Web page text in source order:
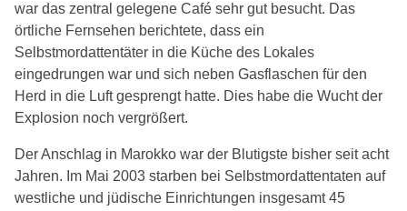
war das zentral gelegene Café sehr gut besucht. Das
örtliche Fernsehen berichtete, dass ein
Selbstmordattentäter in die Küche des Lokales
eingedrungen war und sich neben Gasflaschen für den
Herd in die Luft gesprengt hatte. Dies habe die Wucht der
Explosion noch vergrößert.
Der Anschlag in Marokko war der Blutigste bisher seit acht
Jahren. Im Mai 2003 starben bei Selbstmordattentaten auf
westliche und jüdische Einrichtungen insgesamt 45